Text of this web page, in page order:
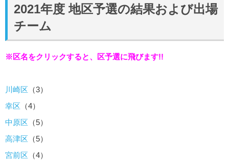
2021年度 地区予選の結果および出場
チーム
※区名をクリックすると、区予選に飛びます!!
川崎区 （3）
幸区 （4）
中原区 （5）
高津区 （5）
宮前区 （4）